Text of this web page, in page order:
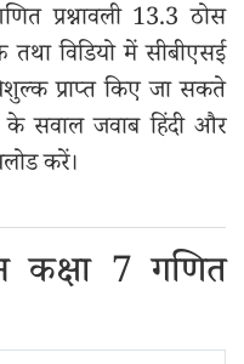
प्रश्नावली 13.3 ठोस
विडियो में सीबीएसई
प्राप्त किए जा सकते
सवाल जवाब हिंदी और
करें।
कक्षा 7 गणित